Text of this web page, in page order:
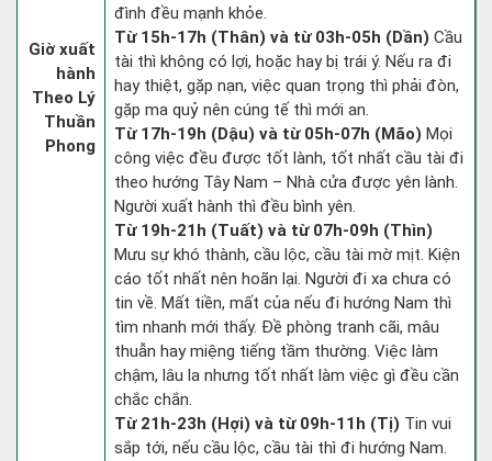
Giờ xuất
hành
Theo Lý
Thuần
Phong
đình đều mạnh khỏe.
Từ 15h-17h (Thân) và từ 03h-05h (Dần) Cầu
tài thì không có lợi, hoặc hay bị trái ý. Nếu ra đi
hay thiệt, gặp nạn, việc quan trọng thì phải đòn,
gặp ma quỷ nên cúng tế thì mới an.
Từ 17h-19h (Dậu) và từ 05h-07h (Mão) Mọi
công việc đều được tốt lành, tốt nhất cầu tài đi
theo hướng Tây Nam – Nhà cửa được yên lành.
Người xuất hành thì đều bình yên.
Từ 19h-21h (Tuất) và từ 07h-09h (Thìn)
Mưu sự khó thành, cầu lộc, cầu tài mờ mịt. Kiện
cáo tốt nhất nên hoãn lại. Người đi xa chưa có
tin về. Mất tiền, mất của nếu đi hướng Nam thì
tìm nhanh mới thấy. Đề phòng tranh cãi, mâu
thuẫn hay miệng tiếng tầm thường. Việc làm
chậm, lâu la nhưng tốt nhất làm việc gì đều cần
chắc chắn.
Từ 21h-23h (Hợi) và từ 09h-11h (Tị) Tin vui
sắp tới, nếu cầu lộc, cầu tài thì đi hướng Nam.